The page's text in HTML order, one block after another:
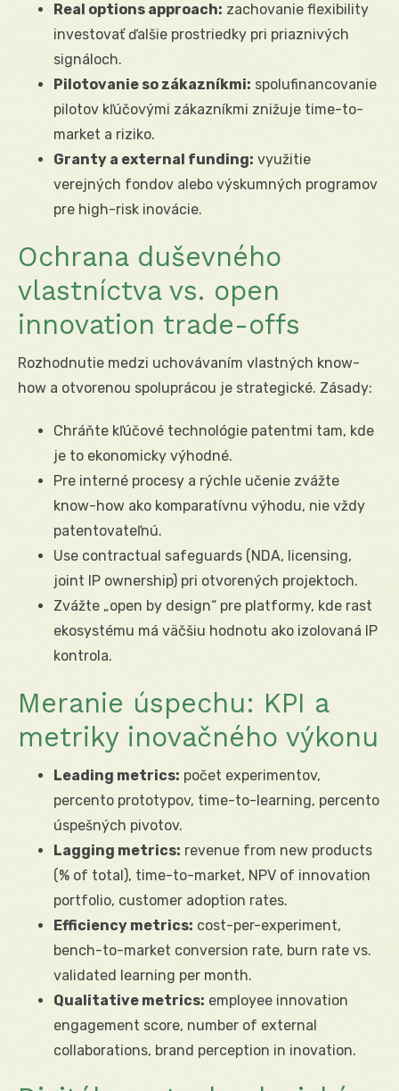
Real options approach: zachovanie flexibility
investovať ďalšie prostriedky pri priaznivých
signáloch.
Pilotovanie so zákazníkmi: spolufinancovanie
pilotov kľúčovými zákazníkmi znižuje time-to-
market a riziko.
Granty a external funding: využitie
verejných fondov alebo výskumných programov
pre high-risk inovácie.
Ochrana duševného
vlastníctva vs. open
innovation trade-offs
Rozhodnutie medzi uchovávaním vlastných know-
how a otvorenou spoluprácou je strategické. Zásady:
Chráňte kľúčové technológie patentmi tam, kde
je to ekonomicky výhodné.
Pre interné procesy a rýchle učenie zvážte
know-how ako komparatívnu výhodu, nie vždy
patentovateľnú.
Use contractual safeguards (NDA, licensing,
joint IP ownership) pri otvorených projektoch.
Zvážte „open by design“ pre platformy, kde rast
ekosystému má väčšiu hodnotu ako izolovaná IP
kontrola.
Meranie úspechu: KPI a
metriky inovačného výkonu
Leading metrics: počet experimentov,
percento prototypov, time-to-learning, percento
úspešných pivotov.
Lagging metrics: revenue from new products
(% of total), time-to-market, NPV of innovation
portfolio, customer adoption rates.
Efficiency metrics: cost-per-experiment,
bench-to-market conversion rate, burn rate vs.
validated learning per month.
Qualitative metrics: employee innovation
engagement score, number of external
collaborations, brand perception in inovation.